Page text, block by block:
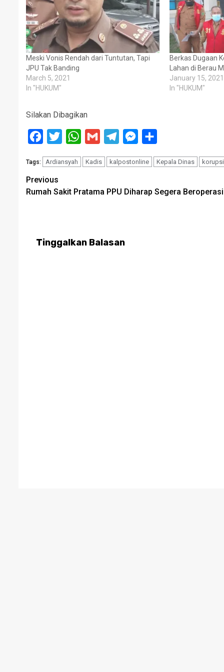
Meski Vonis Rendah dari Tuntutan, Tapi
JPU Tak Banding
March 5, 2021
In "HUKUM"
Berkas Dugaan
Lahan di Berau
January 15, 2021
In "HUKUM"
Silakan Dibagikan
Facebook
Twitter WhatsApp
Gmail TelegramMessenger
Tags: Ardiansyah Kadis kalpostonline Kepala Dinas korupsi
Post
navigation
Previous
Rumah Sakit Pratama PPU Diharap Segera Beroperasi
Tinggalkan Balasan